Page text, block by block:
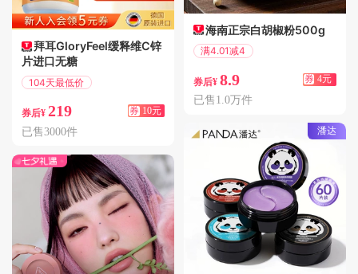
拜耳GloryFeel缓释维C锌
片进口无糖
104天最低价
券后¥ 219 券 10元
已售3000件
海南正宗白胡椒粉500g
满4.01减4
券后¥ 8.9 券 4元
已售1.0万件
潘达